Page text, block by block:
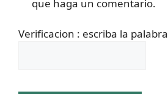
que haga un comentario.
Verificacion : escriba la palabra